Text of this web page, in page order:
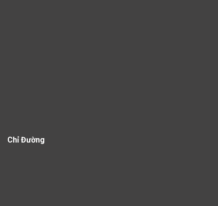
Chỉ Đường